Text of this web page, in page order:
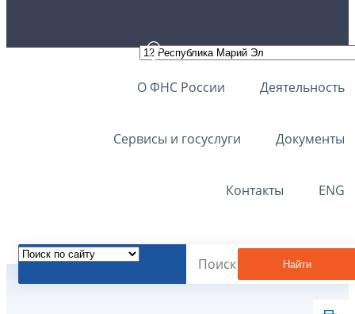
О ФНС России Деятельность
Сервисы и госуслуги Документы
Контакты ENG
Найти